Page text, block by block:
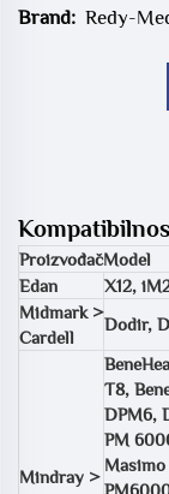
Brand: Redy-
ProizvođačModel
Edan
X12,
Midmark >
Cardell
Dodir,
Mindray >
T8,
DPM6,
PM